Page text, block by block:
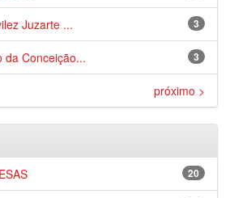
3
Juzarte ...
3
da Conceição...
próximo >
20